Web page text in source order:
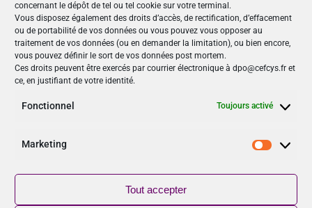
concernant le dépôt de tel ou tel cookie sur votre terminal.
Vous disposez également des droits d’accès, de rectification, d’effacement
ou de portabilité de vos données ou vous pouvez vous opposer au
traitement de vos données (ou en demander la limitation), ou bien encore,
vous pouvez définir le sort de vos données post mortem.
Ces droits peuvent être exercés par courrier électronique à dpo@cefcys.fr et
ce, en justifiant de votre identité.
Fonctionnel Toujours activé
Marketing
Tout accepter
Nos Publications
Articles (69)
Le Cefcys et son engagement (4)
Le Cyber Women Day (10)
Les femmes dans la cyber (19)
Les publications du Cefcys (7)
Sensibilisation (1)